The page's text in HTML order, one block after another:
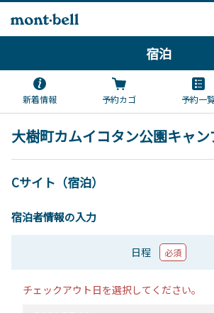
宿泊
新着情報 予約カゴ 予約一
大樹町カムイコタン公園キャン
Cサイト（宿泊）
宿泊者情報の入力
日程 必須
チェックアウト日を選択してください。